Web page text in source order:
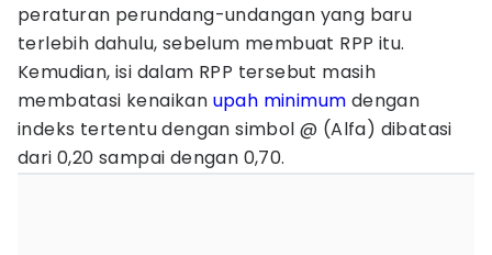
peraturan perundang-undangan yang baru
terlebih dahulu, sebelum membuat RPP itu.
Kemudian, isi dalam RPP tersebut masih
membatasi kenaikan upah minimum dengan
indeks tertentu dengan simbol @ (Alfa) dibatasi
dari 0,20 sampai dengan 0,70.